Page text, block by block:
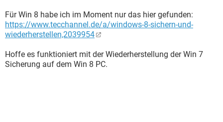
Für Win 8 habe ich im Moment nur das hier gefunden:
https://www.tecchannel.de/a/windows-8-sichern-und-
wiederherstellen,2039954
Hoffe es funktioniert mit der Wiederherstellung der Win 7
Sicherung auf dem Win 8 PC.